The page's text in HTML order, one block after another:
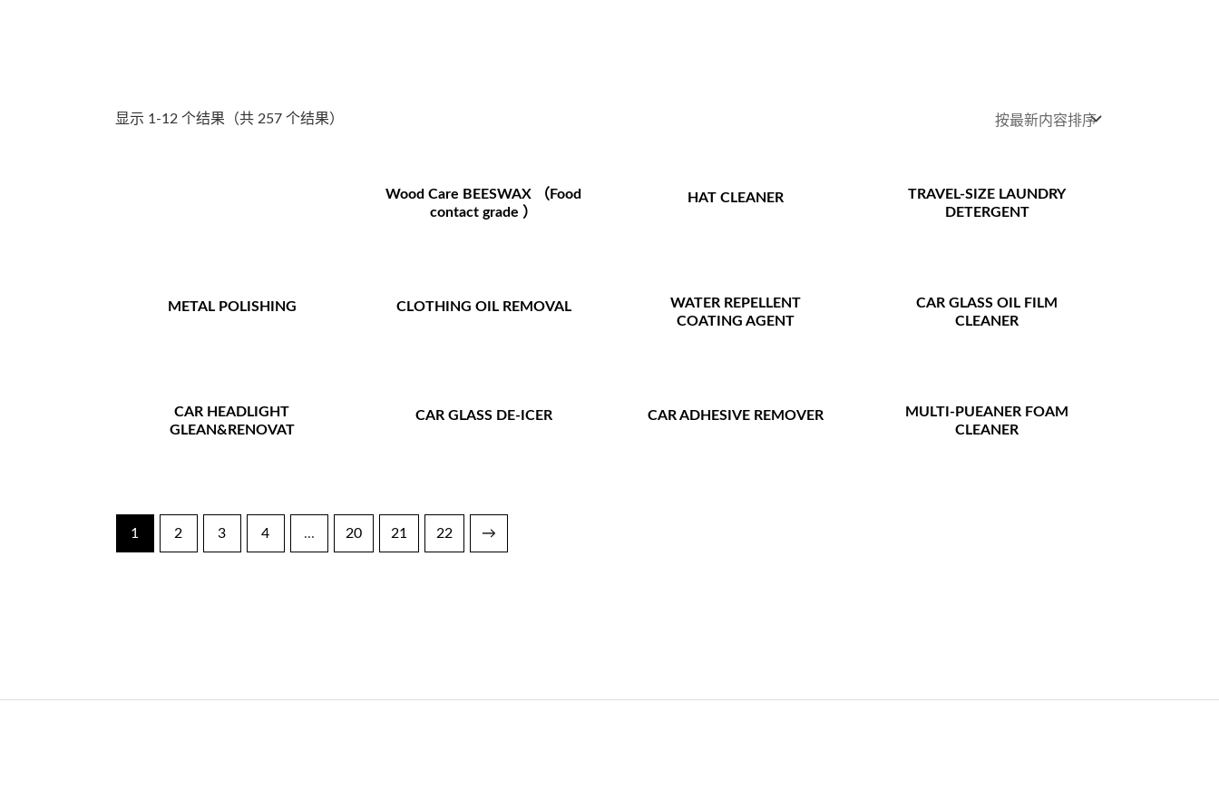
显示 1-12 个结果（共 257 个结果）
Wood Care BEESWAX （Food
contact grade ）
HAT CLEANER
TRAVEL-SIZE LAUNDRY
DETERGENT
METAL POLISHING CLOTHING OIL REMOVAL
WATER REPELLENT
COATING AGENT
CAR GLASS OIL FILM
CLEANER
CAR HEADLIGHT
GLEAN&RENOVAT
CAR GLASS DE-ICER CAR ADHESIVE REMOVER
MULTI-PUEANER FOAM
CLEANER
1 2 3 4 ... 20 21 22 →